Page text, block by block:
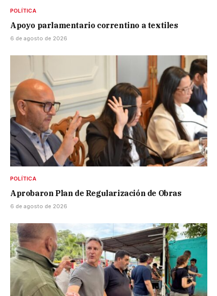
POLÍTICA
Apoyo parlamentario correntino a textiles
6 de agosto de 2026
POLÍTICA
Aprobaron Plan de Regularización de Obras
6 de agosto de 2026